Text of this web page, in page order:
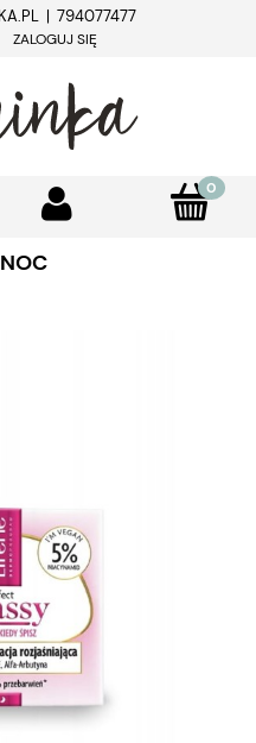
| 794077477
ZALOGUJ SIĘ